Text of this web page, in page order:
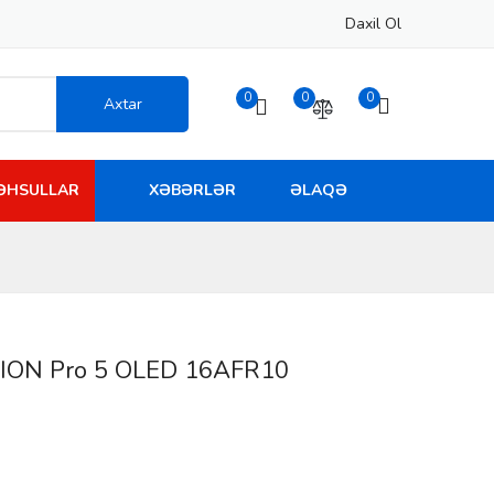
Daxil Ol
Axtar 0 0 0
XƏBƏRLƏR ƏLAQƏ
Pro 5 OLED 16AFR10